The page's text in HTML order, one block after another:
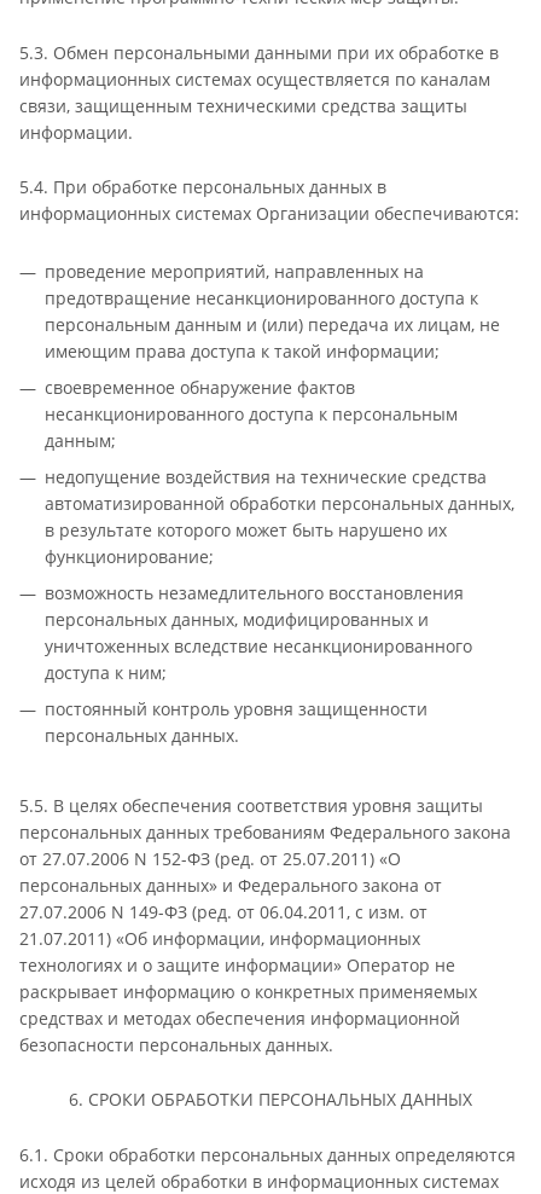
5.3. Обмен персональными данными при их обработке в
информационных системах осуществляется по каналам
связи, защищенным техническими средства защиты
информации.
5.4. При обработке персональных данных в
информационных системах Организации обеспечиваются:
проведение мероприятий, направленных на
предотвращение несанкционированного доступа к
персональным данным и (или) передача их лицам, не
имеющим права доступа к такой информации;
своевременное обнаружение фактов
несанкционированного доступа к персональным
данным;
недопущение воздействия на технические средства
автоматизированной обработки персональных данных,
в результате которого может быть нарушено их
функционирование;
возможность незамедлительного восстановления
персональных данных, модифицированных и
уничтоженных вследствие несанкционированного
доступа к ним;
постоянный контроль уровня защищенности
персональных данных.
5.5. В целях обеспечения соответствия уровня защиты
персональных данных требованиям Федерального закона
от 27.07.2006 N 152-ФЗ (ред. от 25.07.2011) «О
персональных данных» и Федерального закона от
27.07.2006 N 149-ФЗ (ред. от 06.04.2011, с изм. от
21.07.2011) «Об информации, информационных
технологиях и о защите информации» Оператор не
раскрывает информацию о конкретных применяемых
средствах и методах обеспечения информационной
безопасности персональных данных.
6. СРОКИ ОБРАБОТКИ ПЕРСОНАЛЬНЫХ ДАННЫХ
6.1. Сроки обработки персональных данных определяются
исходя из целей обработки в информационных системах